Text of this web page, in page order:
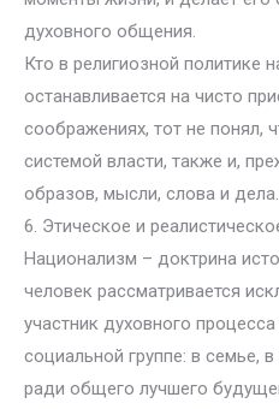
духовного общения.
Кто в религиозной политике
останавливается на чисто
соображениях, тот не понял,
системой власти, также и,
образов, мысли, слова и дела.
6. Этическое и
Национализм – доктрина
человек рассматривается
участник духовного
социальной группе: в семье,
ради общего лучшего